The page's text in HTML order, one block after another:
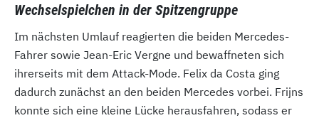
Wechselspielchen in der Spitzengruppe
Im nächsten Umlauf reagierten die beiden Mercedes-
Fahrer sowie Jean-Eric Vergne und bewaffneten sich
ihrerseits mit dem Attack-Mode. Felix da Costa ging
dadurch zunächst an den beiden Mercedes vorbei. Frijns
konnte sich eine kleine Lücke herausfahren, sodass er